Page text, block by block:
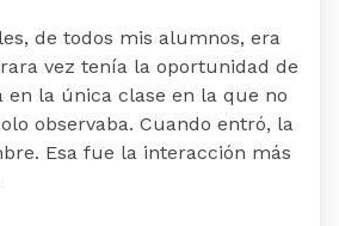
de todos mis alumnos, era
vez tenía la oportunidad de
en la única clase en la que no
observaba. Cuando entró, la
Esa fue la interacción más